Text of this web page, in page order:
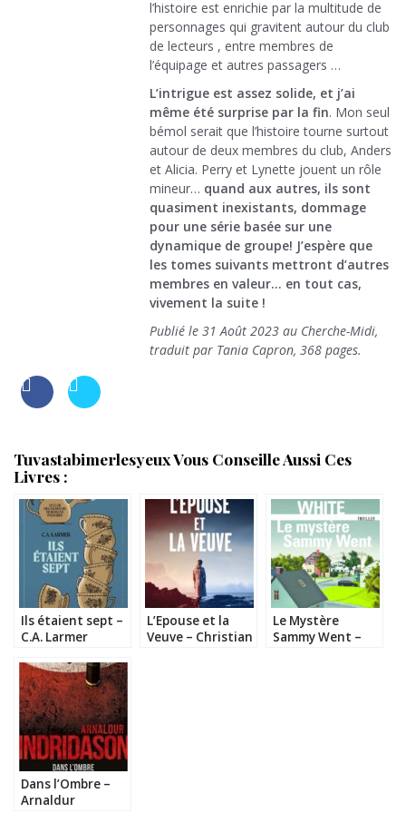
l’histoire est enrichie par la multitude de
personnages qui gravitent autour du club
de lecteurs , entre membres de
l’équipage et autres passagers …
L’intrigue est assez solide, et j’ai
même été surprise par la fin. Mon seul
bémol serait que l’histoire tourne surtout
autour de deux membres du club, Anders
et Alicia. Perry et Lynette jouent un rôle
mineur… quand aux autres, ils sont
quasiment inexistants, dommage
pour une série basée sur une
dynamique de groupe! J’espère que
les tomes suivants mettront d’autres
membres en valeur… en tout cas,
vivement la suite !
Publié le 31 Août 2023 au Cherche-Midi,
traduit par Tania Capron, 368 pages.
Tuvastabimerlesyeux Vous Conseille Aussi Ces
Livres :
Ils étaient sept –
C.A. Larmer
L’Epouse et la
Veuve – Christian
Le Mystère
Sammy Went –
Dans l’Ombre –
Arnaldur